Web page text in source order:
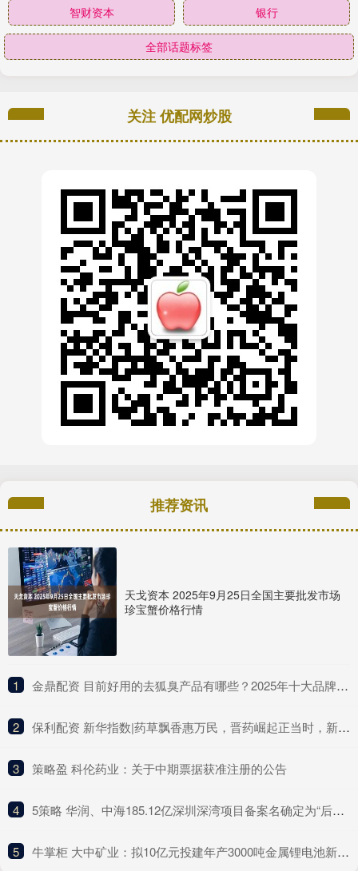
智财资本 银行
全部话题标签
关注 优配网炒股
推荐资讯
天戈资本 2025年9月25日全国主要批发市场
珍宝蟹价格行情
1 ​金鼎配资 目前好用的去狐臭产品有哪些？2025年十大品牌排行榜，这款实力派
2 ​保利配资 新华指数|药草飘香惠万民，晋药崛起正当时，新华（山西）“十大晋药”中药材价格指数亮相中国品牌日活动
3 ​策略盈 科伦药业：关于中期票据获准注册的公告
4 ​5策略 华润、中海185.12亿深圳深湾项目备案名确定为“后海沄玺花园”
5 ​牛掌柜 大中矿业：拟10亿元投建年产3000吨金属锂电池新材料项目